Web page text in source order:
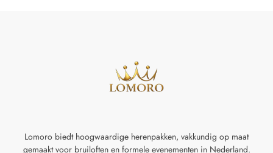
Lomoro biedt hoogwaardige herenpakken, vakkundig op maat
gemaakt voor bruiloften en formele evenementen in Nederland.